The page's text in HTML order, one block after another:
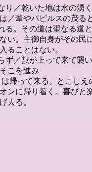
り／乾いた地は水の湧
／葦やパピルスの茂る
る。その道は聖なる道
い。主御自身がその民
ることはない。
ず／獣が上って来て襲
こを進み
帰って来る。とこしえ
ンに帰り着く。喜びと
去る。